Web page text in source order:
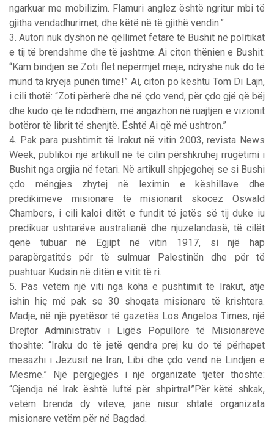
ngarkuar me mobilizim. Flamuri anglez është ngritur mbi të
gjitha vendadhurimet, dhe këtë në të gjithë vendin.”
3. Autori nuk dyshon në qëllimet fetare të Bushit në politikat
e tij të brendshme dhe të jashtme. Ai citon thënien e Bushit:
“Kam bindjen se Zoti flet nëpërmjet meje, ndryshe nuk do të
mund ta kryeja punën time!” Ai, citon po kështu Tom Di Lajn,
i cili thotë: “Zoti përherë dhe në çdo vend, për çdo gjë që bëj
dhe kudo që të ndodhëm, më angazhon në ruajtjen e vizionit
botëror të librit të shenjtë. Është Ai që më ushtron.”
4. Pak para pushtimit të Irakut në vitin 2003, revista News
Week, publikoi një artikull në të cilin përshkruhej rrugëtimi i
Bushit nga orgjia në fetari. Në artikull shpjegohej se si Bushi
çdo mëngjes zhytej në leximin e këshillave dhe
predikimeve misionare të misionarit skocez Oswald
Chambers, i cili kaloi ditët e fundit të jetës së tij duke iu
predikuar ushtarëve australianë dhe njuzelandasë, të cilët
qenë tubuar në Egjipt në vitin 1917, si një hap
parapërgatitës për të sulmuar Palestinën dhe për të
pushtuar Kudsin në ditën e vitit të ri.
5. Pas vetëm një viti nga koha e pushtimit të Irakut, atje
ishin hiç më pak se 30 shoqata misionare të krishtera.
Madje, në një pyetësor të gazetës Los Angelos Times, një
Drejtor Administrativ i Ligës Popullore të Misionarëve
thoshte: “Iraku do të jetë qendra prej ku do të përhapet
mesazhi i Jezusit në Iran, Libi dhe çdo vend në Lindjen e
Mesme.” Një përgjegjës i një organizate tjetër thoshte:
“Gjendja në Irak është luftë për shpirtra!”Për këtë shkak,
vetëm brenda dy viteve, janë nisur shtatë organizata
misionare vetëm për në Bagdad.